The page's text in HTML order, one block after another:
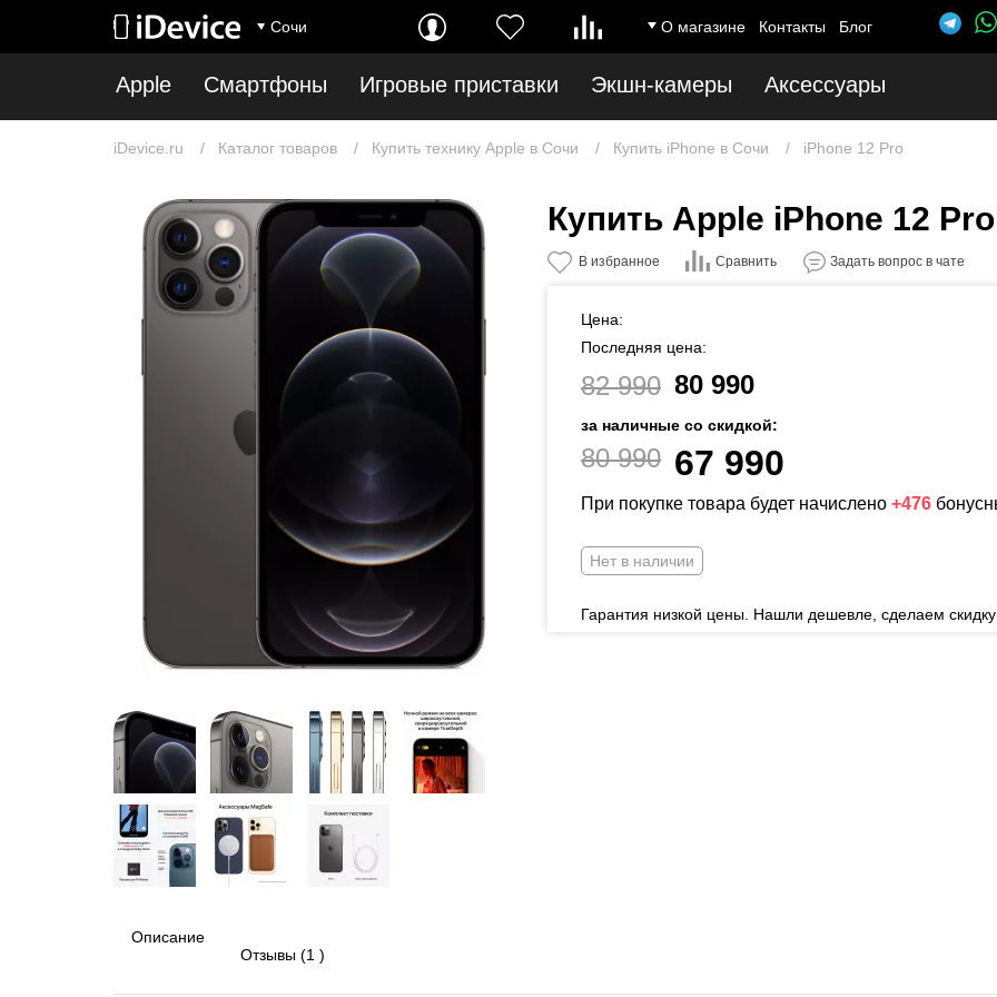
Сочи О магазине Контакты Блог
Apple Смартфоны Игровые приставки Экшн-камеры Аксессуары
iDevice.ru Каталог товаров Купить технику Apple в Сочи Купить iPhone в Сочи iPhone 12 Pro
Купить Apple iPhone 12
В избранное Сравнить Задать вопрос в чате
Цена:
Последняя цена:
82 990 80 990
за наличные со скидкой:
80 990 67 990
При покупке товара будет начислено +476
Нет в наличии
Гарантия низкой цены. Нашли дешевле, сделаем
Описание
Отзывы (1 )